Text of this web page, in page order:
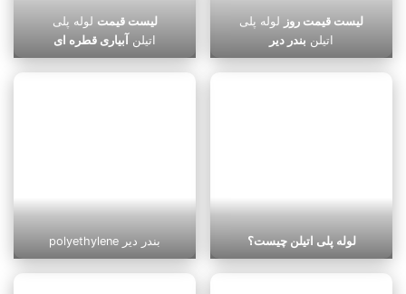
لیست قیمت لوله پلی
اتیلن
آبیاری قطره ای
لیست قیمت روز
لوله پلی
اتیلن بندر دیر
polyethylene بندر دیر لوله پلی اتیلن چیست؟